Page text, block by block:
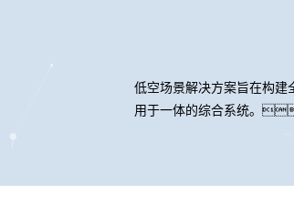
低空场景解决方案旨在
用于一体的综合系统。